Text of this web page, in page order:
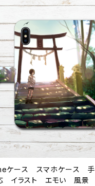
アンドロイド ケ
ター オリジナル デザイ
：境界線 作：ヤモリ
ケース スマホケース
イラスト エモい 風景